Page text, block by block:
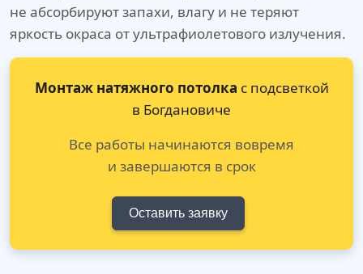
не абсорбируют запахи, влагу и не теряют
яркость окраса от ультрафиолетового излучения.
Монтаж натяжного потолка с подсветкой
в Богдановиче
Все работы начинаются вовремя
и завершаются в срок
Оставить заявку